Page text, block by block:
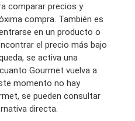
comparar precios y
compra. También es
en un producto o
el precio más bajo
se activa una
Gourmet vuelva a
momento no hay
se pueden consultar
directa.